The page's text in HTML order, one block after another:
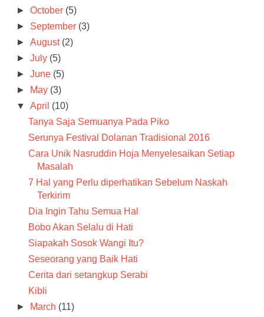
►October (5)
► September (3)
►August (2)
►July (5)
►June (5)
►
May (3)
▼April (10)
Tanya Saja Semuanya Pada Piko
Serunya Festival Dolanan Tradisional 2016
Cara Unik Nasruddin Hoja Menyelesaikan Setiap
Masalah
7 Hal yang Perlu diperhatikan Sebelum Naskah
Terkirim
Dia Ingin Tahu Semua Hal
Bobo Akan Selalu di Hati
Siapakah Sosok Wangi Itu?
Seseorang yang Baik Hati
Cerita dari setangkup Serabi
Kibli
►
March (11)